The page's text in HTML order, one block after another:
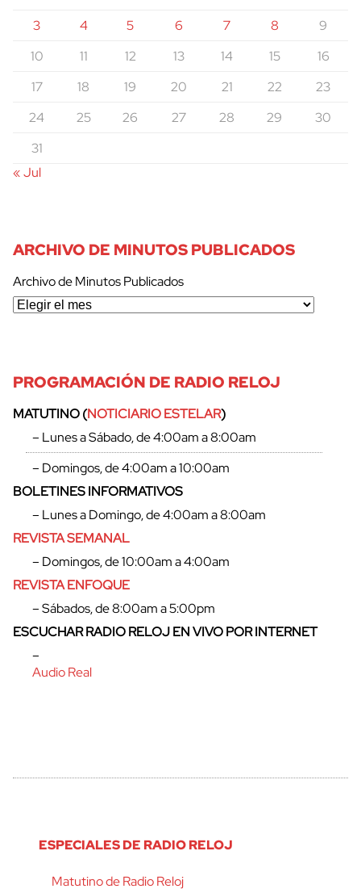
cerrar
3
4 5 6 7 8
9
10
11 12 13 14 15
16
17
18 19 20 21 22
23
24
25 26 27 28 29
30
31
« Jul
ARCHIVO DE MINUTOS PUBLICADOS
Archivo de Minutos Publicados
PROGRAMACIÓN DE RADIO RELOJ
MATUTINO (NOTICIARIO ESTELAR)
– Lunes a Sábado, de 4:00am a 8:00am
– Domingos, de 4:00am a 10:00am
BOLETINES INFORMATIVOS
– Lunes a Domingo, de 4:00am a 8:00am
REVISTA SEMANAL
– Domingos, de 10:00am a 4:00am
REVISTA ENFOQUE
– Sábados, de 8:00am a 5:00pm
ESCUCHAR RADIO RELOJ EN VIVO POR INTERNET
–
Audio Real
ESPECIALES DE RADIO RELOJ
Matutino de Radio Reloj